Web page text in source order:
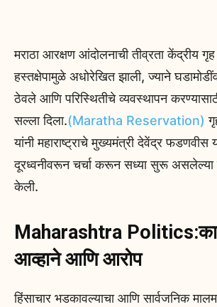
मराठा आरक्षण आंदोलनाची तीव्रता केंद्रीय गृह
हस्तक्षेपामुळे अधोरेखित झाली, ज्याने
ठेवले आणि परिस्थितीचे व्यवस्थापन
सल्ला दिला.(Maratha Reservation)
यांनी महाराष्ट्राचे मुख्यमंत्री देवेंद्र फडणवीस
दूरध्वनीवरून चर्चा करून सध्या सुरू असलेल्या
केली.
Maharashtra
आव्हाने आणि आरोप
हिंसाचार भडकावल्याचा आणि सार्वजनिक